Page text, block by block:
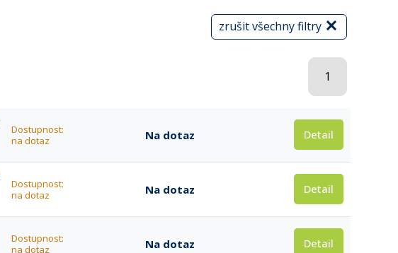
zrušit všechny filtry
1
Dostupnost:
na dotaz
Na dotaz Detail
Dostupnost:
na dotaz
Na dotaz Detail
Dostupnost:
na dotaz
Na dotaz Detail